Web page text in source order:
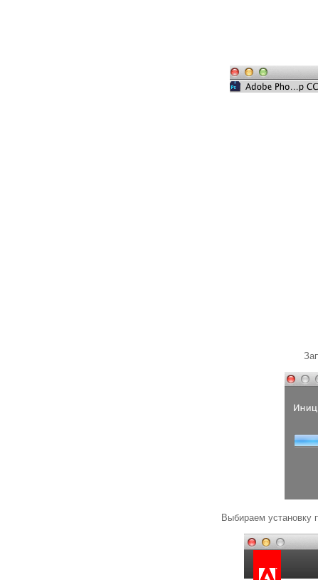
Выбираем установку